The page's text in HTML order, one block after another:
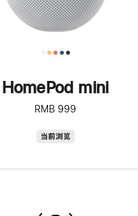
HomePod mini
RMB 999
当前浏览